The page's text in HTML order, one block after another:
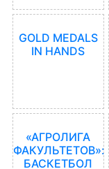
GOLD MEDALS
IN HANDS
«АГРОЛИГА
ФАКУЛЬТЕТОВ»:
БАСКЕТБОЛ